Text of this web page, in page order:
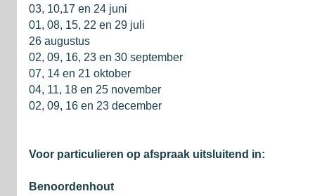
03, 10,17 en 24 juni
01, 08, 15, 22 en 29 juli
26 augustus
02, 09, 16, 23 en 30 september
07, 14 en 21 oktober
04, 11, 18 en 25 november
02, 09, 16 en 23 december
Voor particulieren op afspraak uitsluitend in:
Benoordenhout